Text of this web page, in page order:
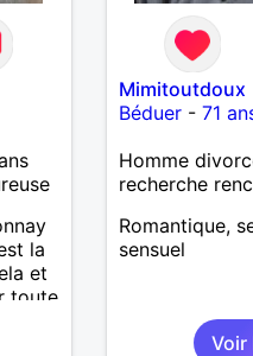
la
et
toute
Mimitoutdoux
Béduer- 71
Homme
recherche
Romantique,
sensuel
Voir